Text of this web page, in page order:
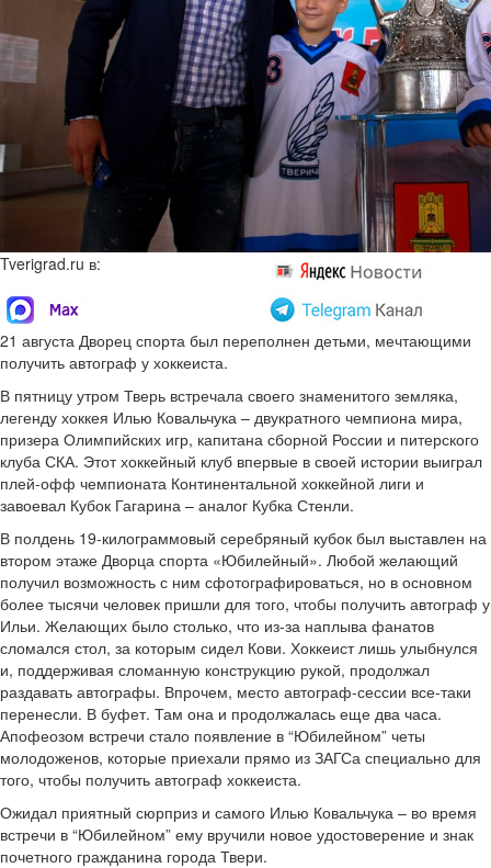
Tverigrad.ru в:
21 августа Дворец спорта был переполнен детьми, мечтающими
получить автограф у хоккеиста.
В пятницу утром Тверь встречала своего знаменитого земляка,
легенду хоккея Илью Ковальчука – двукратного чемпиона мира,
призера Олимпийских игр, капитана сборной России и питерского
клуба СКА. Этот хоккейный клуб впервые в своей истории выиграл
плей-офф чемпионата Континентальной хоккейной лиги и
завоевал Кубок Гагарина – аналог Кубка Стенли.
В полдень 19-килограммовый серебряный кубок был выставлен на
втором этаже Дворца спорта «Юбилейный». Любой желающий
получил возможность с ним сфотографироваться, но в основном
более тысячи человек пришли для того, чтобы получить автограф у
Ильи. Желающих было столько, что из-за наплыва фанатов
сломался стол, за которым сидел Кови. Хоккеист лишь улыбнулся
и, поддерживая сломанную конструкцию рукой, продолжал
раздавать автографы. Впрочем, место автограф-сессии все-таки
перенесли. В буфет. Там она и продолжалась еще два часа.
Апофеозом встречи стало появление в “Юбилейном” четы
молодоженов, которые приехали прямо из ЗАГСа специально для
того, чтобы получить автограф хоккеиста.
Ожидал приятный сюрприз и самого Илью Ковальчука – во время
встречи в “Юбилейном” ему вручили новое удостоверение и знак
почетного гражданина города Твери.